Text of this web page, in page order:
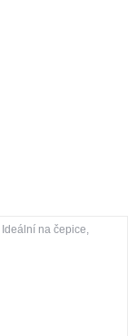
Ideální na čepice,